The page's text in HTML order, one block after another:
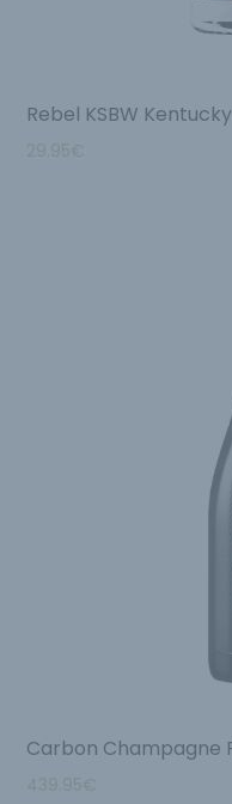
Rebel KSBW
29.95€
Carbon Champagne
439.95€